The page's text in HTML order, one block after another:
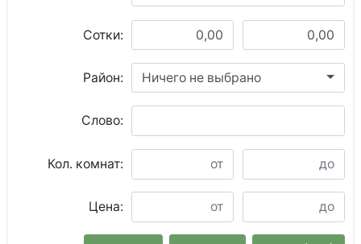
Сотки:
Район: Ничего не выбрано
Слово:
Кол. комнат:
Цена: